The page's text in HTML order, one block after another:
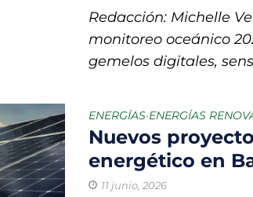
Redacción: Michelle
monitoreo oceánico
gemelos digitales,
ENERGÍAS•ENERGÍAS
Nuevos
energético en
11 junio, 2026